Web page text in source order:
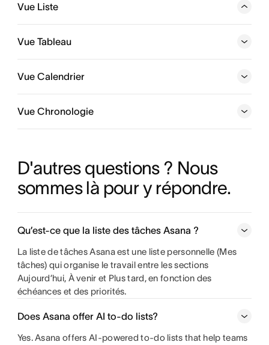
Vue Liste
Organisez vos tâches et sous-tâches dans leurs
moindres détails avec une liste de tâches personnalisable
Vue Tableau
Vue Calendrier
En savoir plus sur les logiciels de calendrier d’équipe
Vue Chronologie
D'autres questions ? Nous
sommes là pour y répondre.
Qu’est-ce que la liste des tâches Asana ?
La liste de tâches Asana est une liste personnelle (Mes
tâches) qui organise le travail entre les sections
Aujourd’hui, À venir et Plus tard, en fonction des
échéances et des priorités.
Does Asana offer AI to-do lists?
Yes. Asana offers AI-powered to-do lists that help teams